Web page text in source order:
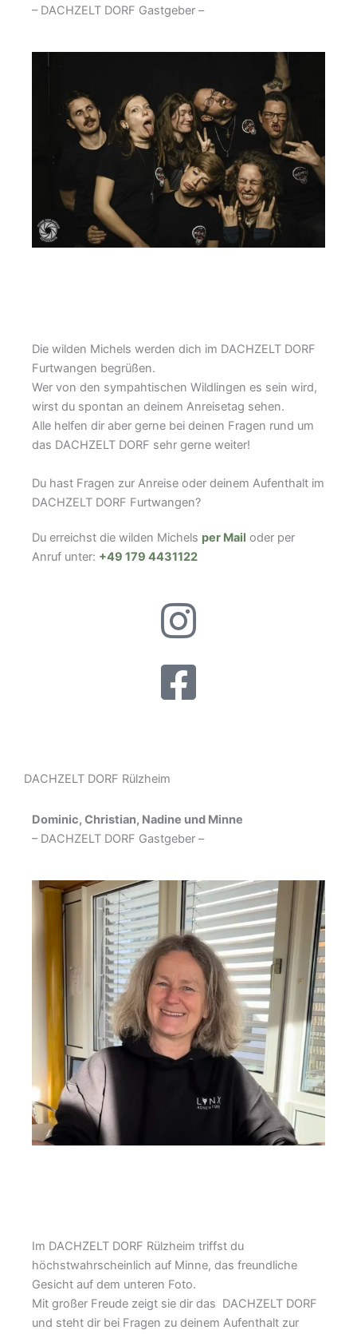
– DACHZELT DORF Gastgeber –
Die wilden Michels werden dich im DACHZELT DORF
Furtwangen begrüßen.
Wer von den sympahtischen Wildlingen es sein wird,
wirst du spontan an deinem Anreisetag sehen.
Alle helfen dir aber gerne bei deinen Fragen rund um
das DACHZELT DORF sehr gerne weiter!
Du hast Fragen zur Anreise oder deinem Aufenthalt im
DACHZELT DORF Furtwangen?
Du erreichst die wilden Michels per Mail oder per
Anruf unter: +49 179 4431122
DACHZELT DORF Rülzheim
Dominic, Christian, Nadine und Minne
– DACHZELT DORF Gastgeber –
Im DACHZELT DORF Rülzheim triffst du
höchstwahrscheinlich auf Minne, das freundliche
Gesicht auf dem unteren Foto.
Mit großer Freude zeigt sie dir das DACHZELT DORF
und steht dir bei Fragen zu deinem Aufenthalt zur